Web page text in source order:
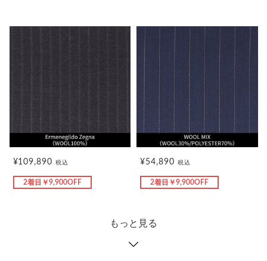
¥109,890税込
2着目￥9,900OFF
¥54,890 税込
2着目￥9,900OFF
もっと見る